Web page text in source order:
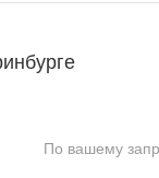
По вашему